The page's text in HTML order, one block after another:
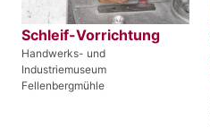
Schleif-Vorrichtung
Handwerks- und
Industriemuseum
Fellenbergmühle